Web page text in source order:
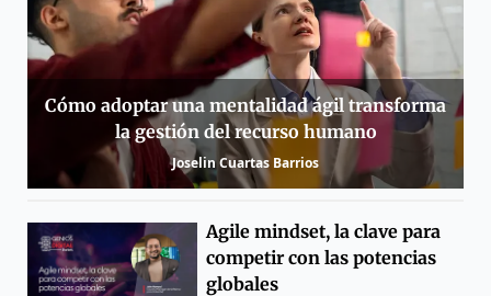
Cómo adoptar una mentalidad ágil transforma
la gestión del recurso humano
Joselin Cuartas Barrios
Agile mindset, la clave para
competir con las potencias
globales